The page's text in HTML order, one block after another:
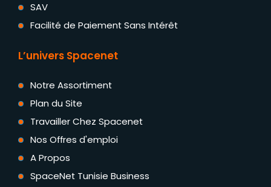
SAV
Facilité de Paiement Sans Intérêt
L’univers Spacenet
Notre Assortiment
Plan du Site
Travailler Chez Spacenet
Nos Offres d'emploi
A Propos
SpaceNet Tunisie Business